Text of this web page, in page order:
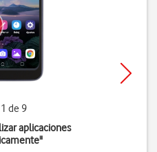
de 9
aplicaciones
"